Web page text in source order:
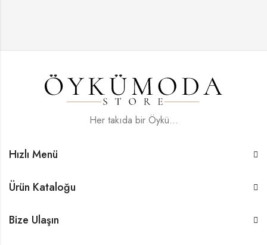
Her takıda bir Öykü...
Hızlı Menü
Ürün Kataloğu
Bize Ulaşın